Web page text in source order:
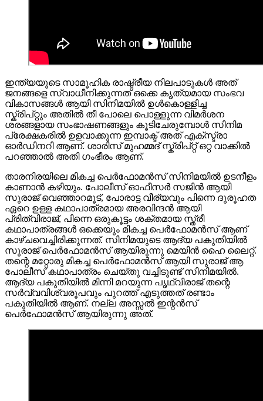
ഇന്ത്യയുടെ സാമൂഹിക രാഷ്ട്രീയ നിലപാടുകൾ അത്
ജനങ്ങളെ സ്വാധീനിക്കുന്നത് ഒക്കെ കൃത്യമായ സംഭവ
വികാസങ്ങൾ ആയി സിനിമയിൽ ഉൾകൊള്ളിച്ച
സ്ക്രിപ്റ്റും അതിൽ തീ പോലെ പൊള്ളുന്ന വിമർശന
ശരങ്ങളായ സംഭാഷണങ്ങളും കൂടിചേരുമ്പോൾ സിനിമ
പ്രേക്ഷകരിൽ ഉളവാക്കുന്ന ഇമ്പാക്ട് അത് എക്സ്ട്രാ
ഓർഡിനറി ആണ്. ശാരിസ് മുഹമ്മദ് സ്ക്രിപ്റ്റ് ഒറ്റ വാക്കിൽ
പറഞ്ഞാൽ അതി ഗംഭീരം ആണ്.
താരനിരയിലെ മികച്ച പെർഫോമൻസ് സിനിമയില്‍ ഉടനീളം
കാണാന്‍ കഴിയും. പോലീസ് ഓഫീസർ സജിൻ ആയി
സുരാജ് വെഞ്ഞാറമൂട്, പോരാട്ട വീര്യവും പിന്നെ ദുരൂഹത
ഏറെ ഉള്ള കഥാപാത്രമായ അരവിന്ദൻ ആയി
പ്രിത്വിരാജ്, പിന്നെ ഒരുകൂട്ടം ശക്തമായ സ്ത്രീ
കഥാപാത്രങ്ങള്‍ ഒക്കെയും മികച്ച പെർഫോമൻസ് ആണ്
കാഴ്ചവെച്ചിരിക്കുന്നത്. സിനിമയുടെ ആദ്യ പകുതിയിൽ
സുരാജ് പെർഫോമൻസ് ആയിരുന്നു മെയിൻ ഹൈ ലൈറ്റ്.
തന്റെ മറ്റോരു മികച്ച പെർഫോമൻസ് ആയി സുരാജ് ആ
പോലീസ് കഥാപാത്രം ചെയ്തു വച്ചിടുണ്ട് സിനിമയിൽ.
ആദ്യ പകുതിയിൽ മിന്നി മറയുന്ന പൃഥ്വിരാജ് തന്റെ
സർവ്വവിശ്വരൂപവും പുറത്ത് എടുത്തത് രണ്ടാം
പകുതിയിൽ ആണ്. നല്ല അസ്സൽ ഇന്റൻസ്
പെർഫോമൻസ് ആയിരുന്നു അത്.